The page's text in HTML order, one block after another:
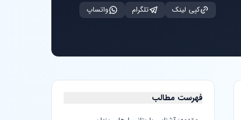
کپی لینک تلگرام واتساپ
فهرست مطالب